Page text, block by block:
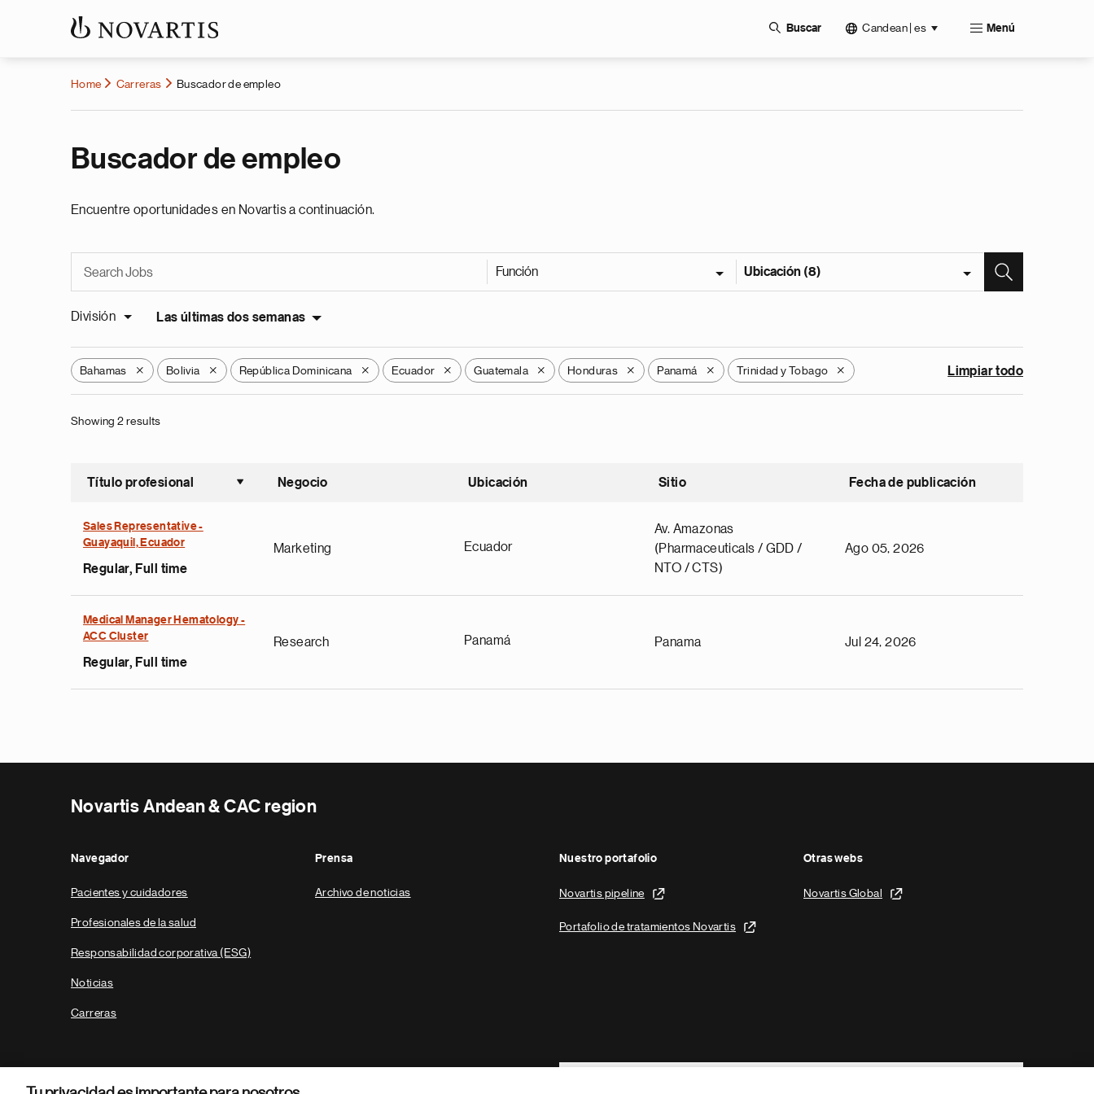
Buscar Candean | es Menú
Home Carreras Buscador de empleo
Buscador de empleo
Encuentre oportunidades en Novartis a continuación.
Función Ubicación (8)
División Las últimas dos semanas
Bahamas X Bolivia X República Dominicana X Ecuador X Guatemala X Honduras X Panamá X Trinidad y Tobago X Limpiar todo
Showing 2 results
Título profesional
Ordenar ascendente
Negocio Ubicación Sitio Fecha de publicación
Sales Representative -
Guayaquil, Ecuador
Regular, Full time
Marketing Ecuador
Av. Amazonas
(Pharmaceuticals / GDD /
NTO / CTS)
Ago 05, 2026
Medical Manager Hematology -
ACC Cluster
Regular, Full time
Research Panamá Panama Jul 24, 2026
Novartis Andean & CAC region
Navegador
Pacientes y cuidadores
Profesionales de la salud
Responsabilidad corporativa (ESG)
Noticias
Carreras
Prensa
Archivo de noticias
Nuestro portafolio
Novartis pipeline
Portafolio de tratamientos Novartis
Otras webs
Novartis Global
Footer Site Search